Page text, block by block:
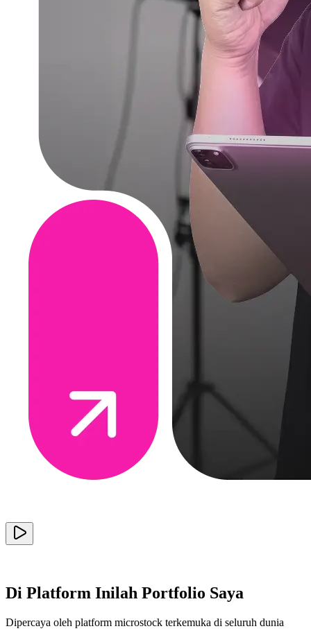
Di Platform Inilah Portfolio Saya
Dipercaya oleh platform microstock terkemuka di seluruh dunia